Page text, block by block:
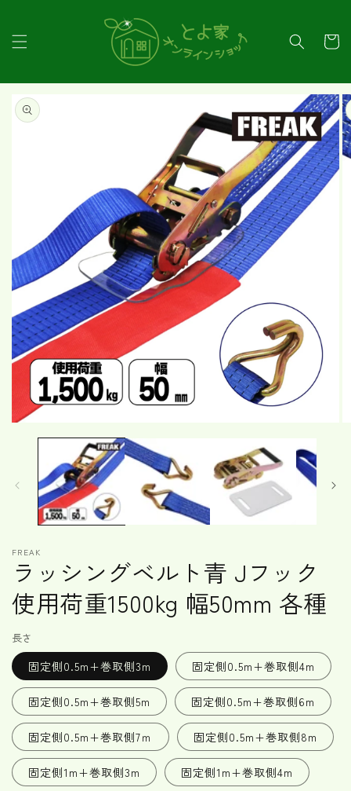
進む
ー
商品情
報にス
キップ
で
(1)
を
開
く
FREAK
ラッシングベルト青 Jフック
使用荷重1500kg 幅50mm 各種
長さ
固定側0.5m+巻取側3m 固定側0.5m+巻取側4m
固定側0.5m+巻取側5m 固定側0.5m+巻取側6m
固定側0.5m+巻取側7ｍ 固定側0.5m+巻取側8m
固定側1m+巻取側3m 固定側1m+巻取側4m